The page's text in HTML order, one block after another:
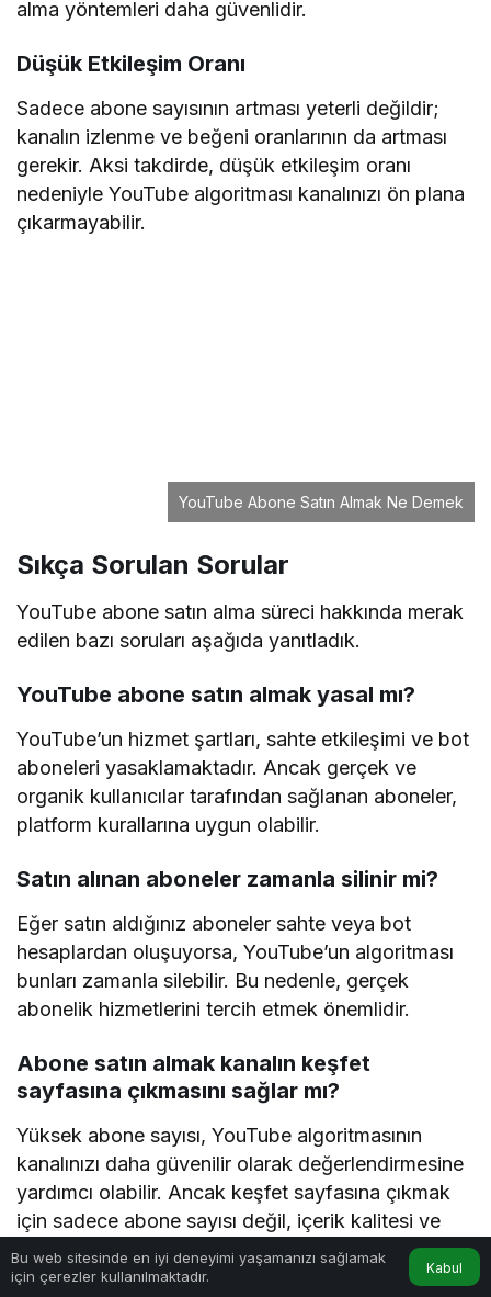
YouTube’un hizmet şartları, sahte etkileşimi ve bot
organik kullanıcılar tarafından sağlanan aboneler,
platform kurallarına uygun olabilir.
Satın alınan aboneler zamanla silinir mi?
Eğer satın aldığınız aboneler sahte veya bot
hesaplardan oluşuyorsa, YouTube’un algoritması
için sadece abone sayısı değil, içerik kalitesi ve
izlenme süresi gibi faktörler de önemlidir.
YouTube abone satın almak kanalımı
büyütür mü?
Abone satın almak, kanalın başlangıç aşamasında
uzun vadeli büyüme için organik içerik üretimi,
düzenli paylaşım ve izleyici etkileşimi sağlamak
gereklidir.
Hangi tür kanallar abone satın almalıdır?
ulaşmak isteyen içerik üreticileri, abone satın
alarak kanalın ilk aşamada büyümesini
hızlandırabilir. Ancak doğal büyüme stratejileriyle
desteklenmelidir.
algılar mı?
Eğer aboneler sahte veya bot hesaplardan
geliyorsa, YouTube’un gelişmiş algoritmaları bunu
tespit edebilir ve aboneleri silebilir. Gerçek
abonelerden oluşan hizmetler bu riski en aza
indirir.
Abone satın almak organik izlenme sayısını
Bu web sitesinde en iyi deneyimi yaşamanızı sağlamak
için çerezler kullanılmaktadır.
Kabul